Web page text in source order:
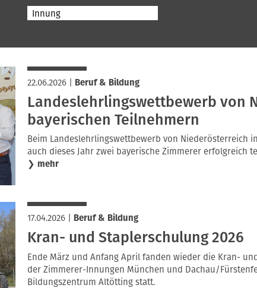
Innung
22.06.2026| Beruf & Bildung
Landeslehrlingswettbewerb von
bayerischen Teilnehmern
Beim Landeslehrlingswettbewerb von Niederösterreich
auch dieses Jahr zwei bayerische Zimmerer erfolgreich
❯ mehr
17.04.2026| Beruf & Bildung
Kran- und Staplerschulung 2026
Ende März und Anfang April fanden wieder die Kran-
der Zimmerer-Innungen München und Dachau/
Bildungszentrum Altötting statt.